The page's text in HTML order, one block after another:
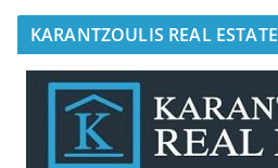
KARANTZOULIS REAL ESTATE